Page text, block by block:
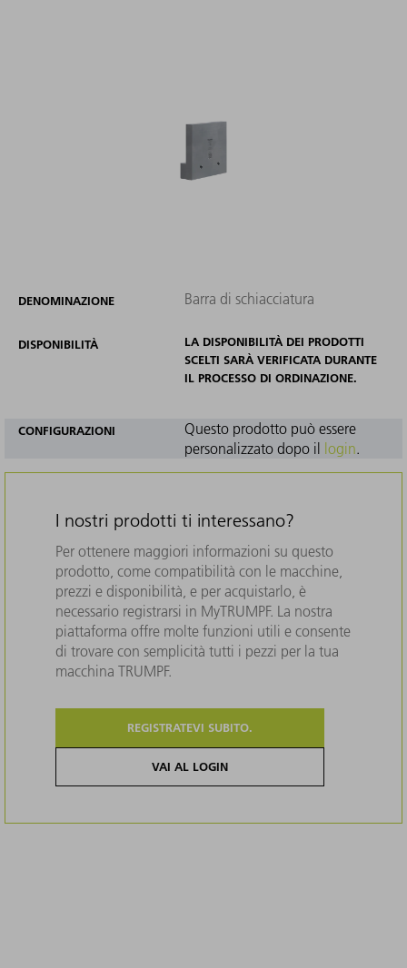
DENOMINAZIONE Barra di schiacciatura
DISPONIBILITÀ
LA DISPONIBILITÀ DEI PRODOTTI
SCELTI SARÀ VERIFICATA DURANTE
IL PROCESSO DI ORDINAZIONE.
CONFIGURAZIONI
Questo prodotto può essere
personalizzato dopo il
login.
I nostri prodotti ti interessano?
Per ottenere maggiori informazioni su questo
prodotto, come compatibilità con le macchine,
prezzi e disponibilità, e per acquistarlo, è
necessario registrarsi in MyTRUMPF. La nostra
piattaforma offre molte funzioni utili e consente
di trovare con semplicità tutti i pezzi per la tua
macchina TRUMPF.
REGISTRATEVI SUBITO.
VAI AL LOGIN